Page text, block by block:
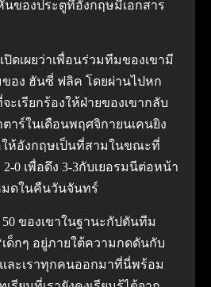
ของประตูที่อังกฤษมีเอกสาร
ดเผยว่าเพื่อนร่วมทีมของเขามี
ของ ฮันซี่ ฟลิค โดยผ่านไปหก
ะเรียกร้องให้ฝ่ายของเขากลับ
าร์ในเดือนพฤศจิกายนเคนยิง
ให้อังกฤษเป็นที่สามในขณะที่
0 เพื่อดึง 3-3กับเยอรมนีต่อหน้า
มดในคืนวันจันทร์
ของเขาในฐานะกัปตันทีม
ด็กๆ อยู่ภายใต้ความกดดันกับ
ละเราทุกคนออกมาที่นี่พร้อม